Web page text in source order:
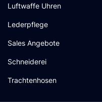
Luftwaffe Uhren
Lederpflege
Sales Angebote
Schneiderei
Trachtenhosen